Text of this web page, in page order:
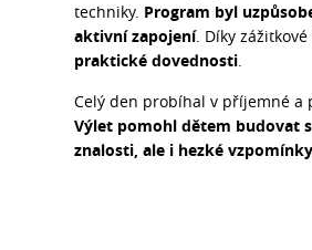
techniky. Program byl
aktivní zapojení. Díky
praktické dovednosti.
Celý den probíhal v příjemné a
Výlet pomohl dětem budovat
znalosti, ale i hezké